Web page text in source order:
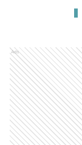
Ads